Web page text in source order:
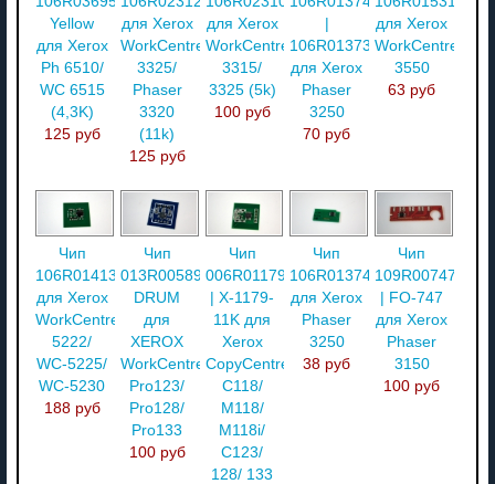
Yellow
для Xerox
Ph 6510/
WC 6515
(4,3K)
125 руб
для Xerox
WorkCentre
3325/
Phaser
3320
(11k)
125 руб
для Xerox
WorkCentre
3315/
3325 (5k)
100 руб
106R01373
для Xerox
Phaser
3250
70 руб
для Xerox
WorkCentre
3550
63 руб
Чип
106R01413
для Xerox
WorkCentre
5222/
WC-5225/
WC-5230
188 руб
Чип
013R00589
DRUM
для
XEROX
WorkCentre
Pro123/
Pro128/
Pro133
100 руб
Чип
006R01179
| X-1179-
11K для
Xerox
CopyCentre
C118/
M118/
M118i/
C123/
128/ 133
Чип
106R01374
для Xerox
Phaser
3250
38 руб
Чип
109R00747
| FO-747
для Xerox
Phaser
3150
100 руб